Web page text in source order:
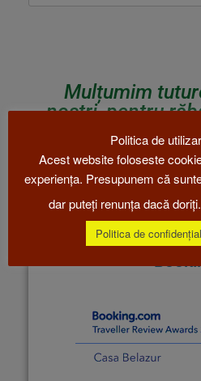
Mulțumim
noștri, pentru
trecemPolitica de
Acest website foloseste
experiența. Presupunem că
dar puteți renunța dacă doriți.
Politica de